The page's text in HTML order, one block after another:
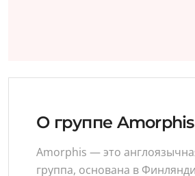
О группе Amorphis
Amorphis — это
группа, основана в